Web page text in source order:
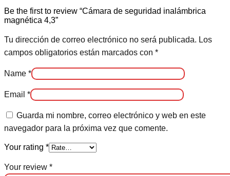
Be the first to review “Cámara de seguridad inalámbrica
magnética 4,3”
Tu dirección de correo electrónico no será publicada. Los
campos obligatorios están marcados con *
Name *
Email *
Guarda mi nombre, correo electrónico y web en este
navegador para la próxima vez que comente.
Your rating *
Your review *